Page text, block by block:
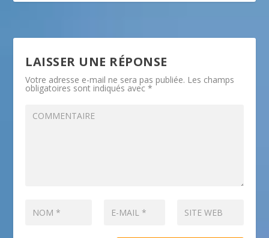
LAISSER UNE RÉPONSE
Votre adresse e-mail ne sera pas publiée. Les champs
obligatoires sont indiqués avec*